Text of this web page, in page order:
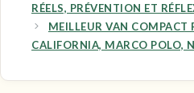
RÉELS, PRÉVENTION ET
MEILLEUR VAN COMPACT
CALIFORNIA, MARCO POLO,